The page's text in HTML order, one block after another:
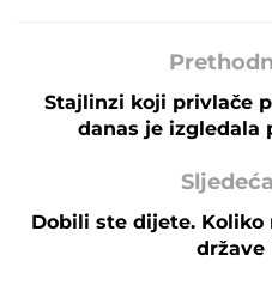
Stajlinzi koji privlače
danas je izgledala
Dobili ste dijete.
države